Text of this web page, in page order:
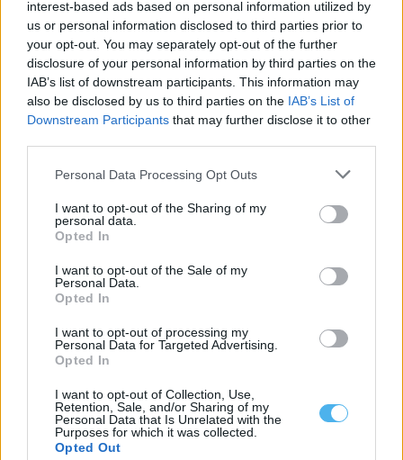
interest-based ads based on personal information utilized by
us or personal information disclosed to third parties prior to
your opt-out. You may separately opt-out of the further
disclosure of your personal information by third parties on the
IAB’s list of downstream participants. This information may
also be disclosed by us to third parties on the IAB’s List of
Downstream Participants that may further disclose it to other
Personal Data Processing Opt Outs
I want to opt-out of the Sharing of my
personal data.
Opted In
I want to opt-out of the Sale of my
Personal Data.
Opted In
I want to opt-out of processing my
Personal Data for Targeted Advertising.
Opted In
I want to opt-out of Collection, Use,
Retention, Sale, and/or Sharing of my
Personal Data that Is Unrelated with the
Purposes for which it was collected.
Opted Out
PSP lança concurso de 875 mil euros para reabilitar edifício do
A Polícia de Segurança Pública (PSP) lançou um concurso público,
com o preço base...
6 Agosto, 2026 - 10:36